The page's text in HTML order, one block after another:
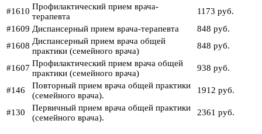
#1610 Профилактический прием врача-
терапевта
1173 руб.
#1609 Диспансерный прием врача-терапевта
848 руб.
#1608 Диспансерный прием врача общей
практики (семейного врача)
848 руб.
#1607 Профилактический прием врача общей
практики (семейного врача)
938 руб.
#146
Повторный прием врача общей практики
(семейного врача).
1912 руб.
#130
Первичный прием врача общей практики
(семейного врача).
2361 руб.